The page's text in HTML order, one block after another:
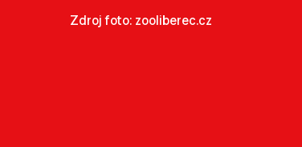
Zdroj foto: zooliberec.cz